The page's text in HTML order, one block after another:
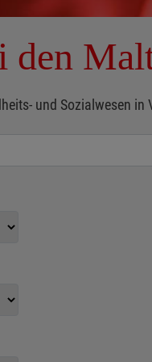
den
und Sozialwesen